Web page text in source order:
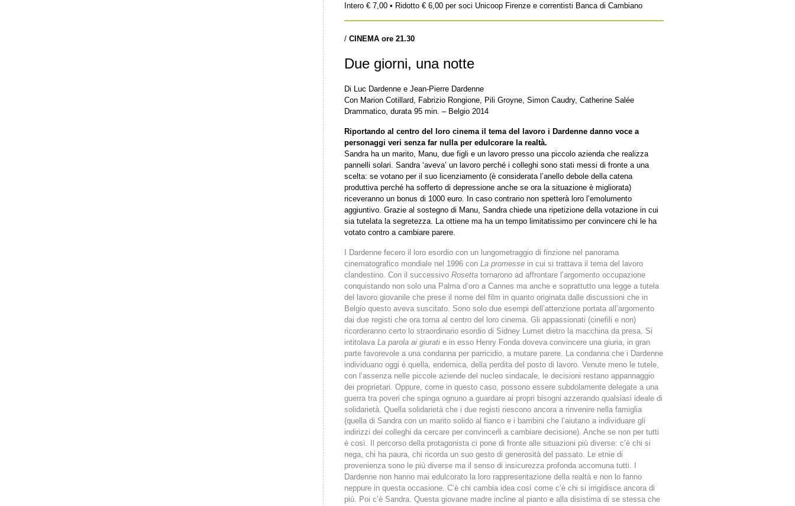
Intero € 7,00 • Ridotto € 6,00 per soci Unicoop Firenze e correntisti Banca di Cambiano
/ CINEMA ore 21.30
Due giorni, una notte
Di Luc Dardenne e Jean-Pierre Dardenne
Con Marion Cotillard, Fabrizio Rongione, Pili Groyne, Simon Caudry, Catherine Salée
Drammatico, durata 95 min. – Belgio 2014
Riportando al centro del loro cinema il tema del lavoro i Dardenne danno voce a
personaggi veri senza far nulla per edulcorare la realtà.
Sandra ha un marito, Manu, due figli e un lavoro presso una piccolo azienda che realizza
pannelli solari. Sandra ‘aveva’ un lavoro perché i colleghi sono stati messi di fronte a una
scelta: se votano per il suo licenziamento (è considerata l’anello debole della catena
produttiva perché ha sofferto di depressione anche se ora la situazione è migliorata)
riceveranno un bonus di 1000 euro. In caso contrario non spetterà loro l’emolumento
aggiuntivo. Grazie al sostegno di Manu, Sandra chiede una ripetizione della votazione in cui
sia tutelata la segretezza. La ottiene ma ha un tempo limitatissimo per convincere chi le ha
votato contro a cambiare parere.
I Dardenne fecero il loro esordio con un lungometraggio di finzione nel panorama
cinematografico mondiale nel 1996 con La promesse in cui si trattava il tema del lavoro
clandestino. Con il successivo Rosetta tornarono ad affrontare l’argomento occupazione
conquistando non solo una Palma d’oro a Cannes ma anche e soprattutto una legge a tutela
del lavoro giovanile che prese il nome del film in quanto originata dalle discussioni che in
Belgio questo aveva suscitato. Sono solo due esempi dell’attenzione portata all’argomento
dai due registi che ora torna al centro del loro cinema. Gli appassionati (cinefili e non)
ricorderanno certo lo straordinario esordio di Sidney Lumet dietro la macchina da presa. Si
intitolava La parola ai giurati e in esso Henry Fonda doveva convincere una giuria, in gran
parte favorevole a una condanna per parricidio, a mutare parere. La condanna che i Dardenne
individuano oggi è quella, endemica, della perdita del posto di lavoro. Venute meno le tutele,
con l’assenza nelle piccole aziende del nucleo sindacale, le decisioni restano appannaggio
dei proprietari. Oppure, come in questo caso, possono essere subdolamente delegate a una
guerra tra poveri che spinga ognuno a guardare ai propri bisogni azzerando qualsiasi ideale di
solidarietà. Quella solidarietà che i due registi riescono ancora a rinvenire nella famiglia
(quella di Sandra con un marito solido al fianco e i bambini che l’aiutano a individuare gli
indirizzi dei colleghi da cercare per convincerli a cambiare decisione). Anche se non per tutti
è così. Il percorso della protagonista ci pone di fronte alle situazioni più diverse: c’è chi si
nega, chi ha paura, chi ricorda un suo gesto di generosità del passato. Le etnie di
provenienza sono le più diverse ma il senso di insicurezza profonda accomuna tutti. I
Dardenne non hanno mai edulcorato la loro rappresentazione della realtà e non lo fanno
neppure in questa occasione. C’è chi cambia idea così come c’è chi si irrigidisce ancora di
più. Poi c’è Sandra. Questa giovane madre incline al pianto e alla disistima di se stessa che